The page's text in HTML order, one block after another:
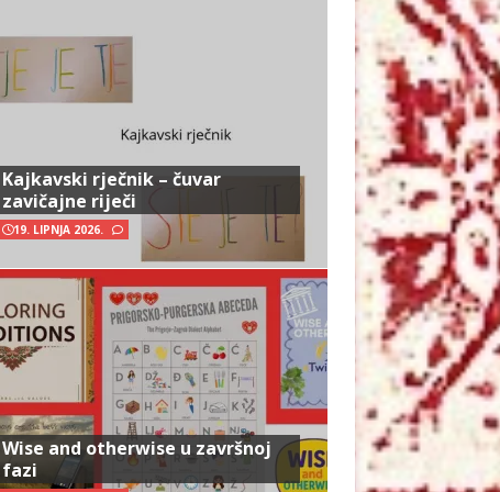
Kajkavski rječnik – čuvar
zavičajne riječi
19. LIPNJA 2026.
Wise and otherwise u završnoj
fazi